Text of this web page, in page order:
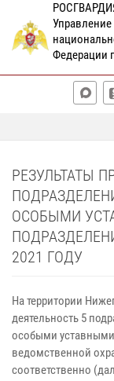
Федерации
РЕЗУЛЬТАТЫ
ОСОБЫМИ
2021 ГОДУ
На территории
деятельность 5
особыми
ведомственной
соответственно